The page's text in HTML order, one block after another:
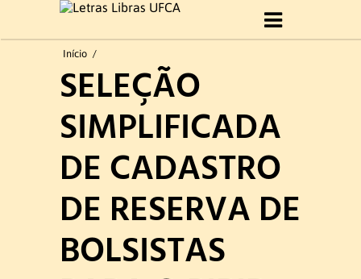
Sobre Curso
Histórico
Objetivo do Curso
Perfil profissional
Formatura 2019.1
Início /
SELEÇÃO
SIMPLIFICADA
DE CADASTRO
DE RESERVA DE
BOLSISTAS